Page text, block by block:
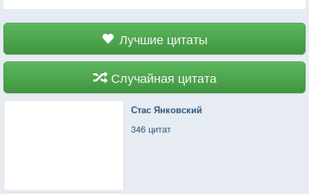
Лучшие цитаты
Случайная цитата
Стас Янковский
346 цитат